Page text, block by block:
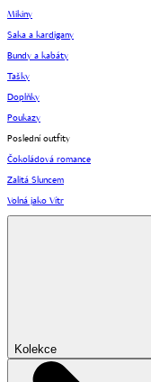
Mikiny
Saka a kardigany
Bundy a kabáty
Tašky
Doplňky
Poukazy
Poslední outfity
Čokoládová romance
Zalitá Sluncem
Volná jako Vítr
Kolekce